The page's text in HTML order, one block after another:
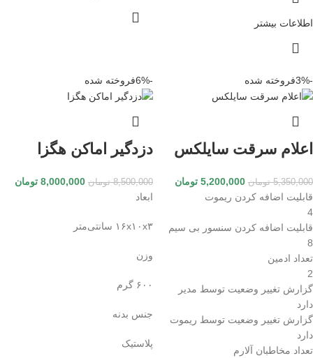
اطلاعات بیشتر
-3% فروخته شده
اعلام سرقت سایلکس
5,350,000 تومان 5,200,000 تومان
قابلیت اضافه کردن ریموت
4
قابلیت اضافه کردن سنسور بی سیم
8
تعداد ادمین
2
گزارش تغییر وضعیت توسط مدیر
دارد
گزارش تغییر وضعیت توسط ریموت
دارد
تعداد مخاطبان آلارم
-6% فروخته شده
دزدگیر اماکن هگزا
8,500,000 تومان 8,000,000 تومان
ابعاد
۱۶x۱۰x۳ سانتی‌متر
وزن
۶۰۰ گرم
جنس بدنه
پلاستیک